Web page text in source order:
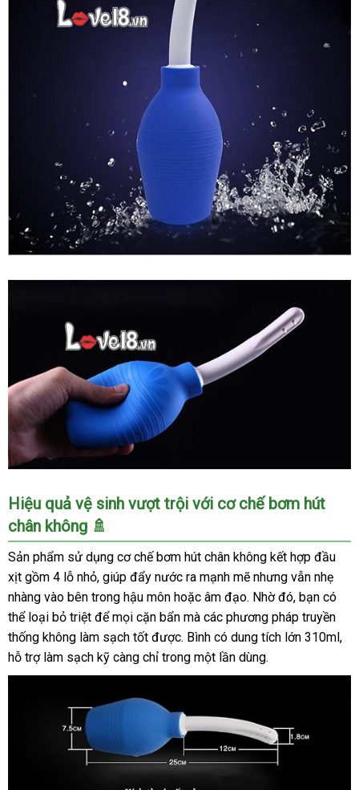
Bình
Âm
Đạo
Tiện
An
Toàn
Bình
Xịt
Vệ
Sinh
Hậu
Môn
Âm
Đạo
Tiện
Lợi
Hiệu quả vệ sinh vượt trội với cơ chế bơm hút
chân không 🚿
Sản phẩm sử dụng cơ chế bơm hút chân không kết hợp đầu
xịt gồm 4 lỗ nhỏ, giúp đẩy nước ra mạnh mẽ nhưng vẫn nhẹ
nhàng vào bên trong hậu môn hoặc âm đạo. Nhờ đó, bạn có
thể loại bỏ triệt để mọi cặn bẩn mà các phương pháp truyền
thống không làm sạch tốt được. Bình có dung tích lớn 310ml,
hỗ trợ làm sạch kỹ càng chỉ trong một lần dùng.